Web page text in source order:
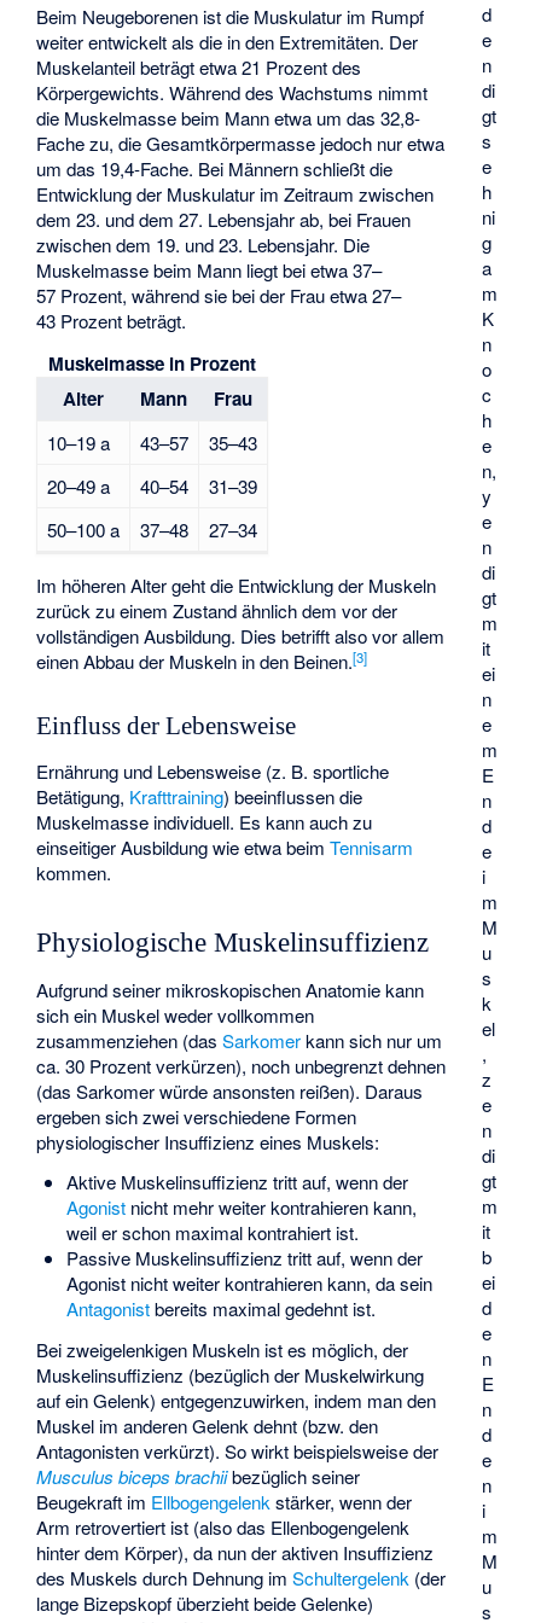
d
e
n
di
gt
s
e
h
ni
g
a
m
K
n
o
c
h
e
n,
y
e
n
di
gt
m
it
ei
n
e
m
E
n
d
e
i
m
M
u
s
k
el
,
z
e
n
di
gt
m
it
b
ei
d
e
n
E
n
d
e
n
i
m
M
u
s
Beim Neugeborenen ist die Muskulatur im Rumpf
weiter entwickelt als die in den Extremitäten. Der
Muskelanteil beträgt etwa 21 Prozent des
Körpergewichts. Während des Wachstums nimmt
die Muskelmasse beim Mann etwa um das 32,8-
Fache zu, die Gesamtkörpermasse jedoch nur etwa
um das 19,4-Fache. Bei Männern schließt die
Entwicklung der Muskulatur im Zeitraum zwischen
dem 23. und dem 27. Lebensjahr ab, bei Frauen
zwischen dem 19. und 23. Lebensjahr. Die
Muskelmasse beim Mann liegt bei etwa 37–
57 Prozent, während sie bei der Frau etwa 27–
43 Prozent beträgt.
Muskelmasse in Prozent
Alter
Mann Frau
10–19 a 43–57
35–43
20–49 a
40–54
31–39
50–100 a
37–48 27–34
Im höheren Alter geht die Entwicklung der Muskeln
zurück zu einem Zustand ähnlich dem vor der
vollständigen Ausbildung. Dies betrifft also vor allem
einen Abbau der Muskeln in den Beinen.[3]
Einfluss der Lebensweise
Ernährung und Lebensweise (z. B. sportliche
Betätigung, Krafttraining) beeinflussen die
Muskelmasse individuell. Es kann auch zu
einseitiger Ausbildung wie etwa beimTennisarm
kommen.
Physiologische Muskelinsuffizienz
Aufgrund seiner mikroskopischen Anatomie kann
sich ein Muskel weder vollkommen
zusammenziehen (dasSarkomerkann sich nur um
ca. 30 Prozent verkürzen), noch unbegrenzt dehnen
(das Sarkomer würde ansonsten reißen). Daraus
ergeben sich zwei verschiedene Formen
physiologischer Insuffizienz eines Muskels:
Aktive Muskelinsuffizienz tritt auf, wenn der
Agonistnicht mehr weiter kontrahieren kann,
weil er schon maximal kontrahiert ist.
Passive Muskelinsuffizienz tritt auf, wenn der
Agonist nicht weiter kontrahieren kann, da sein
Antagonistbereits maximal gedehnt ist.
Bei zweigelenkigen Muskeln ist es möglich, der
Muskelinsuffizienz (bezüglich der Muskelwirkung
auf ein Gelenk) entgegenzuwirken, indem man den
Muskel im anderen Gelenk dehnt (bzw. den
Antagonisten verkürzt). So wirkt beispielsweise der
Musculus biceps brachiibezüglich seiner
Beugekraft im Ellbogengelenkstärker, wenn der
Arm retrovertiert ist (also das Ellenbogengelenk
hinter dem Körper), da nun der aktiven Insuffizienz
des Muskels durch Dehnung imSchultergelenk (der
lange Bizepskopf überzieht beide Gelenke)